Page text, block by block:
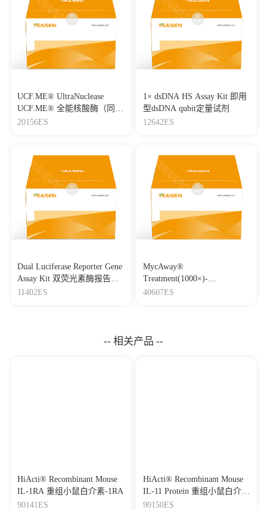
UCF.ME® UltraNuclease
UCF.ME® 全能核酸酶（同
Benzonase）
20156ES
1× dsDNA HS Assay Kit 即用
型dsDNA qubit定量试剂
12642ES
Dual Luciferase Reporter Gene
Assay Kit 双荧光素酶报告基
因检测试剂盒
11402ES
MycAway®
Treatment(1000×)-
Mycoplasma Elimination
40607ES
-- 相关产品 --
HiActi® Recombinant Mouse
IL-1RA 重组小鼠白介素-1RA
90141ES
HiActi® Recombinant Mouse
IL-11 Protein 重组小鼠白介
素-11
90150ES